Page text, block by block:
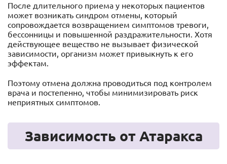
После длительного приема у некоторых пациентов
может возникать синдром отмены, который
сопровождается возвращением симптомов тревоги,
бессонницы и повышенной раздражительности. Хотя
действующее вещество не вызывает физической
зависимости, организм может привыкнуть к его
эффектам.
Поэтому отмена должна проводиться под контролем
врача и постепенно, чтобы минимизировать риск
неприятных симптомов.
Зависимость от Атаракса